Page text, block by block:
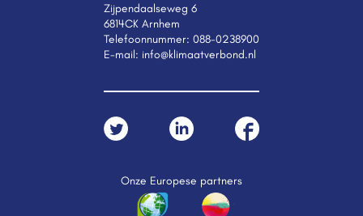
Zijpendaalseweg 6
6814CK Arnhem
Telefoonnummer: 088-0238900
E-mail: info@klimaatverbond.nl
Onze Europese partners